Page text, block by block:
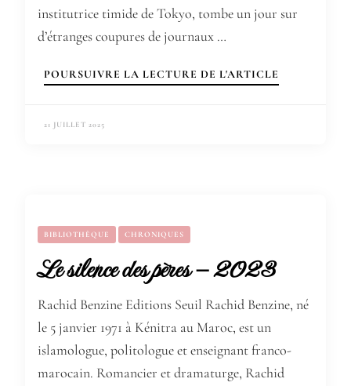
institutrice timide de Tokyo, tombe un jour sur
d’étranges coupures de journaux …
POURSUIVRE LA LECTURE DE L'ARTICLE
21 JUILLET 2025
BIBLIOTHÈQUE CHRONIQUES
Le silence des pères – 2023
Rachid Benzine Editions Seuil Rachid Benzine, né
le 5 janvier 1971 à Kénitra au Maroc, est un
islamologue, politologue et enseignant franco-
marocain. Romancier et dramaturge, Rachid